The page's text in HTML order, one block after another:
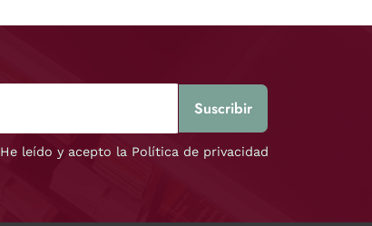
He leído y acepto la Política de privacidad